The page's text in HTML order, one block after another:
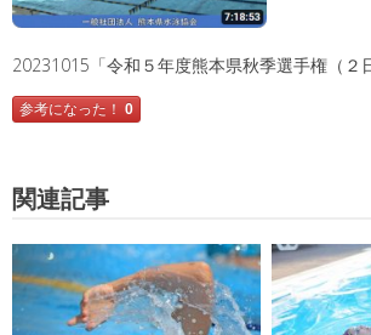
20231015「令和５年度熊本県秋季選手権（２
参考になった！ 0
関連記事